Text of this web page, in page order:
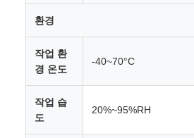
환경
작업 환
경 온도
-40~70°C
작업 습
도
20%~95%RH